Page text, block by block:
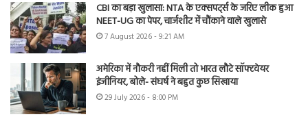
CBI का बड़ा खुलासा: NTA के एक्सपर्ट्स के जरिए लीक हुआ
NEET-UG का पेपर, चार्जशीट में चौंकाने वाले खुलासे
7 August 2026 - 9:21 AM
अमेरिका में नौकरी नहीं मिली तो भारत लौटे सॉफ्टवेयर
इंजीनियर, बोले- संघर्ष ने बहुत कुछ सिखाया
29 July 2026 - 8:00 PM